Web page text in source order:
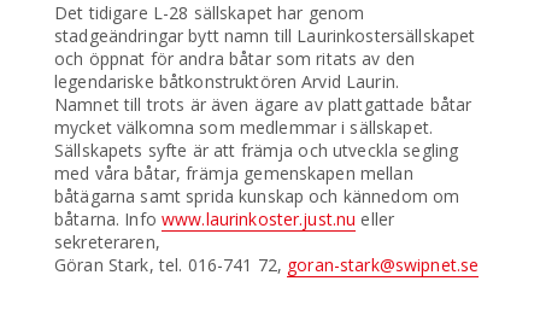
Det tidigare L-28 sällskapet har genom
stadgeändringar bytt namn till Laurinkostersällskapet
och öppnat för andra båtar som ritats av den
legendariske båtkonstruktören Arvid Laurin.
Namnet till trots är även ägare av plattgattade båtar
mycket välkomna som medlemmar i sällskapet.
Sällskapets syfte är att främja och utveckla segling
med våra båtar, främja gemenskapen mellan
båtägarna samt sprida kunskap och kännedom om
båtarna. Info www.laurinkoster.just.nu eller
sekreteraren,
Göran Stark, tel. 016-741 72, goran-stark@swipnet.se